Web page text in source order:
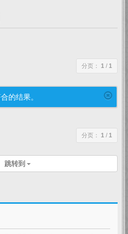
分页： 1 / 1
的结果。
分页： 1 / 1
跳转到